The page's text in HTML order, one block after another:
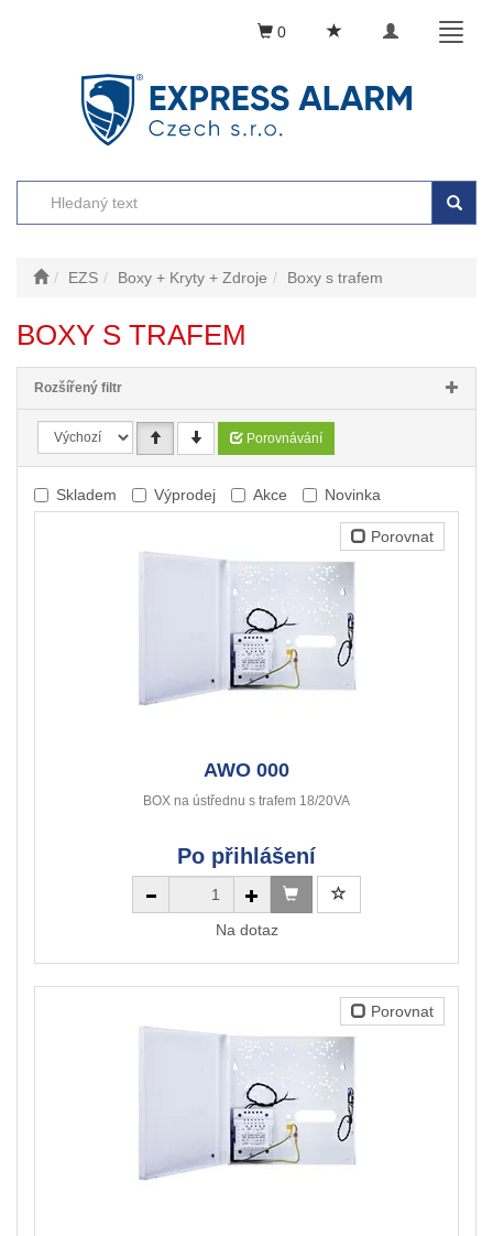
Toggle
0
EZS Boxy + Kryty + Zdroje Boxy s trafem
BOXY S TRAFEM
Rozšířený filtr
Porovnávání
Skladem Výprodej Akce Novinka
Porovnat
AWO 000
BOX na ústřednu s trafem 18/20VA
Po přihlášení
Na dotaz
Porovnat